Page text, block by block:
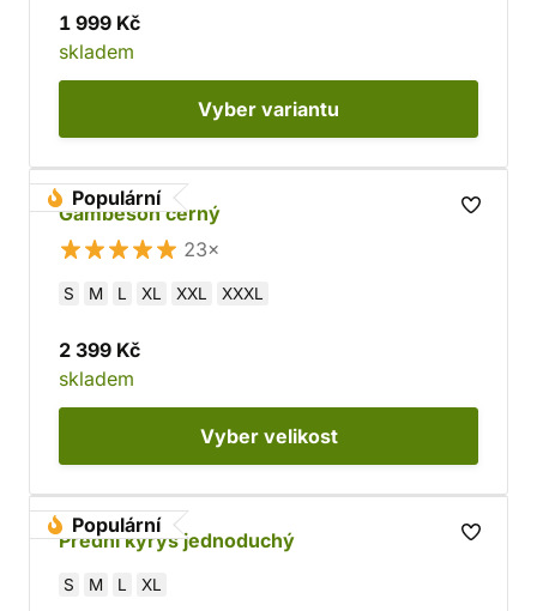
1 999 Kč
skladem
Vyber variantu
Populární
Gambeson černý
23×
S M L XL XXL XXXL
2 399 Kč
skladem
Vyber velikost
Populární
Přední kyrys jednoduchý
S M L XL